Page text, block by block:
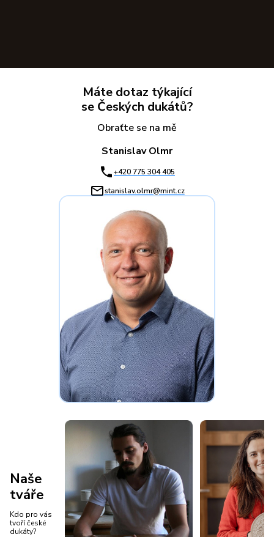
Máte dotaz týkající
se Českých dukátů?
Obraťte se na mě
Stanislav Olmr
+420 775 304 405
stanislav.olmr@mint.cz
Naše
tváře
Kdo pro vás
tvoří české
dukáty?